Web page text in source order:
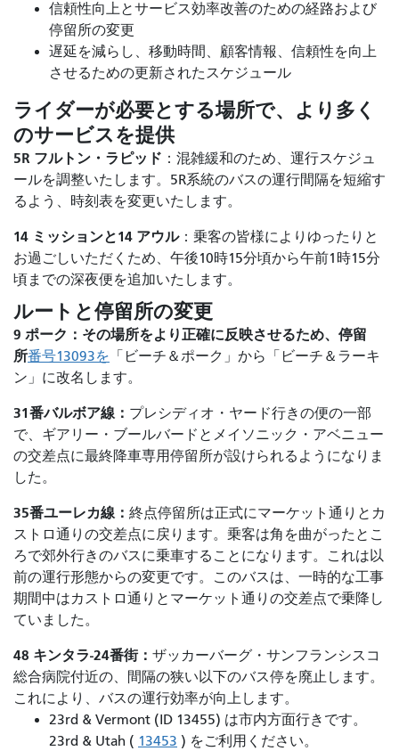
信頼性向上とサービス効率改善のための経路および
停留所の変更
遅延を減らし、移動時間、顧客情報、信頼性を向上
させるための更新されたスケジュール
ライダーが必要とする場所で、より多く
のサービスを提供
5R フルトン・ラピッド ：混雑緩和のため、運行スケジュ
ールを調整いたします。5R系統のバスの運行間隔を短縮す
るよう、時刻表を変更いたします。
14 ミッションと14 アウル：乗客の皆様によりゆったりと
お過ごしいただくため、午後10時15分頃から午前1時15分
頃までの深夜便を追加いたします。
ルートと停留所の変更
9 ポーク：その場所をより正確に反映させるため、停留
所番号13093を 「ビーチ＆ポーク」から「ビーチ＆ラーキ
ン」に改名します。
31番バルボア線： プレシディオ・ヤード行きの便の一部
で、ギアリー・ブールバードとメイソニック・アベニュー
の交差点に最終降車専用停留所が設けられるようになりま
した。
35番ユーレカ線： 終点停留所は正式にマーケット通りとカ
ストロ通りの交差点に戻ります。乗客は角を曲がったとこ
ろで郊外行きのバスに乗車することになります。これは以
前の運行形態からの変更です。このバスは、一時的な工事
期間中はカストロ通りとマーケット通りの交差点で乗降し
ていました。
48 キンタラ-24番街： ザッカーバーグ・サンフランシスコ
総合病院付近の、間隔の狭い以下のバス停を廃止します。
これにより、バスの運行効率が向上します。
23rd & Vermont (ID 13455) は市内方面行きです。
23rd & Utah ( 13453 ) をご利用ください。